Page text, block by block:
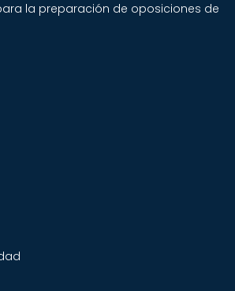
la preparación de oposiciones de